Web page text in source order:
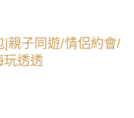
|親子同遊/情侶約會/
玩透透